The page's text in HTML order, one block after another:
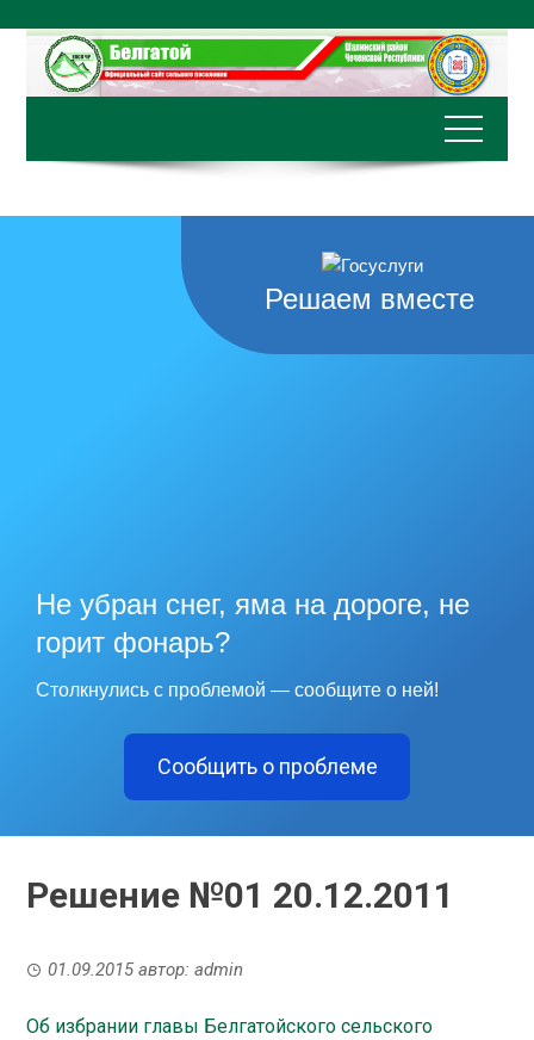
содержимому
Решаем вместе
Не убран снег, яма на дороге, не
горит фонарь?
Столкнулись с проблемой — сообщите о ней!
Сообщить о проблеме
Решение №01 20.12.2011
01.09.2015автор:admin
Об избрании главы Белгатойского сельского